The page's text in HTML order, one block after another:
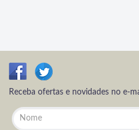
Receba ofertas e novidades no e-